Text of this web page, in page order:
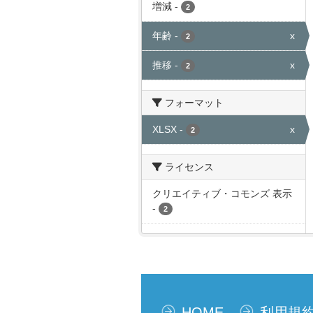
増減 - 2
年齢 - 2 x
推移 - 2 x
フォーマット
XLSX - 2 x
ライセンス
クリエイティブ・コモンズ 表示
-
2